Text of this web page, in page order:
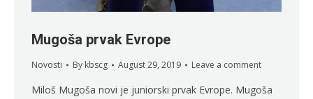
Mugoša prvak Evrope
Novosti By kbscg August 29, 2019 Leave a comment
Miloš Mugoša novi je juniorski prvak Evrope. Mugoša